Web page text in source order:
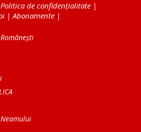
Politica de confidențialitate |
|Abonamente |